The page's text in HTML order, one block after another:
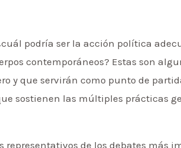
podría ser la acción política
contemporáneos? Estas son
y que servirán como punto de
sostienen las múltiples prácticas
de los debates más